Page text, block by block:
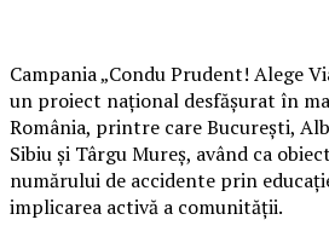
Campania „Condu Prudent! Alege
un proiect național desfășurat în
România, printre care București,
Sibiu și Târgu Mureș, având ca
numărului de accidente prin
implicarea activă a comunității.